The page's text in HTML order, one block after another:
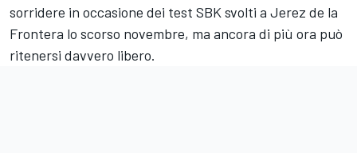
sorridere in occasione dei test SBK svolti a Jerez de la
Frontera lo scorso novembre, ma ancora di più ora può
ritenersi davvero libero.